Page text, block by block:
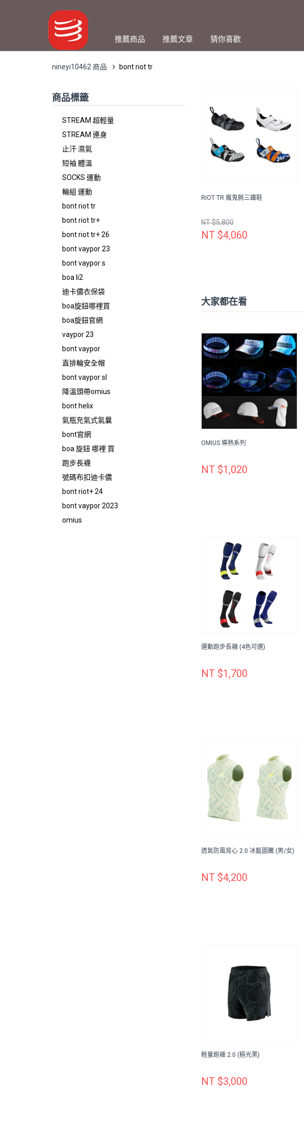
推薦商品 推薦文章 猜你喜歡
nineyi10462 商品 bont riot tr
商品標籤
STREAM 超輕量
STREAM 連身
止汗 濕氣
短袖 體溫
SOCKS 運動
輪組 運動
bont riot tr
bont riot tr+
bont riot tr+ 26
bont vaypor 23
bont vaypor s
boa li2
迪卡儂衣保袋
boa旋鈕哪裡買
boa旋鈕官網
vaypor 23
bont vaypor
直排輪安全帽
bont vaypor sl
降溫頭帶omius
bont helix
氣瓶充氣式氣曩
bont官網
boa 旋鈕 哪裡 買
跑步長襪
號碼布扣迪卡儂
bont riot+ 24
bont vaypor 2023
omius
RIOT TR 魔鬼氈三鐵鞋
NT $5,800
NT $4,060
大家都在看
OMIUS 導熱系列
NT $1,020
運動跑步長襪 (4色可選)
NT $1,700
透氣防風背心 2.0 冰藍圖騰 (男/女)
NT $4,200
輕量跑褲 2.0 (極光黑)
NT $3,000